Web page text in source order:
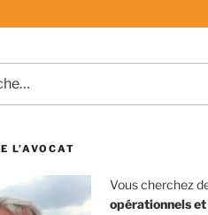
L’AVOCAT
Vous cherchez
opérationnels